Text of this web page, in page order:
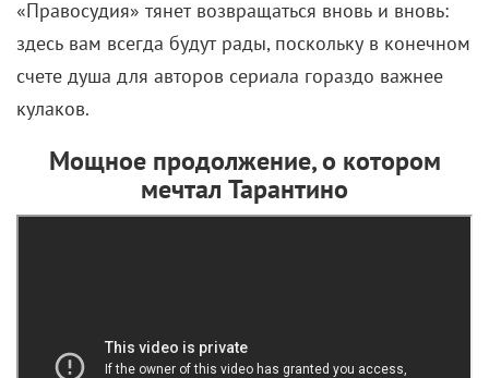
здесь вам всегда будут рады, поскольку в конечном
счете душа для авторов сериала гораздо важнее
кулаков.
мечтал Тарантино